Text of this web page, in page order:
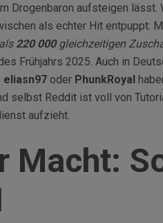
Drogenbaron aufsteigen lässt.
als echter Hit entpuppt:
220 000gleichzeitigen
Frühjahrs 2025. Auch in
eliasn97 oder PhunkRoyal
selbst Reddit ist voll von
aufzieht.
Macht: